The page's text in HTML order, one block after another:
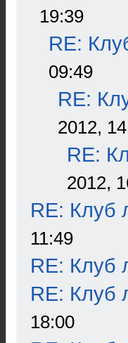
19:39
RE:
09:49
RE:
2012,
RE:
2012,
RE: Клуб
11:49
RE: Клуб
RE: Клуб
18:00